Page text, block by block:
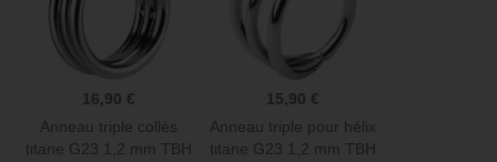
16,90 €
Anneau triple collés
titane G23 1,2 mm TBH
15,90 €
Anneau triple pour hélix
titane G23 1,2 mm TBH